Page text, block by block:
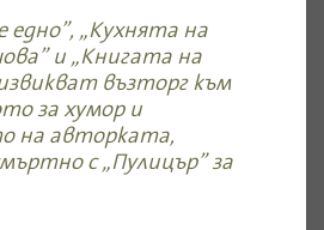
едно”, „Кухнята на
и „Книгата на
възторг към
за хумор и
на авторката,
с „Пулицър” за